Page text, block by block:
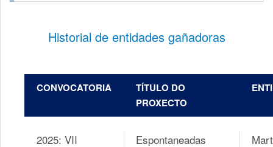
Historial de entidades gañadoras
CONVOCATORIA
TÍTULO DO
PROXECTO
2025: VII
Espontaneadas